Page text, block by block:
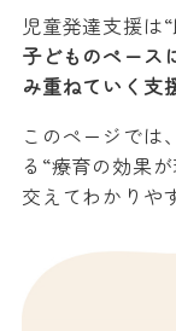
児童発達支援は
子どものペース
み重ねていく支
このページでは
る“療育の効果
交えてわかりや